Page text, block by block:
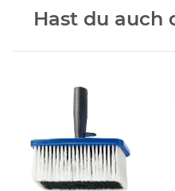
Hast du auch